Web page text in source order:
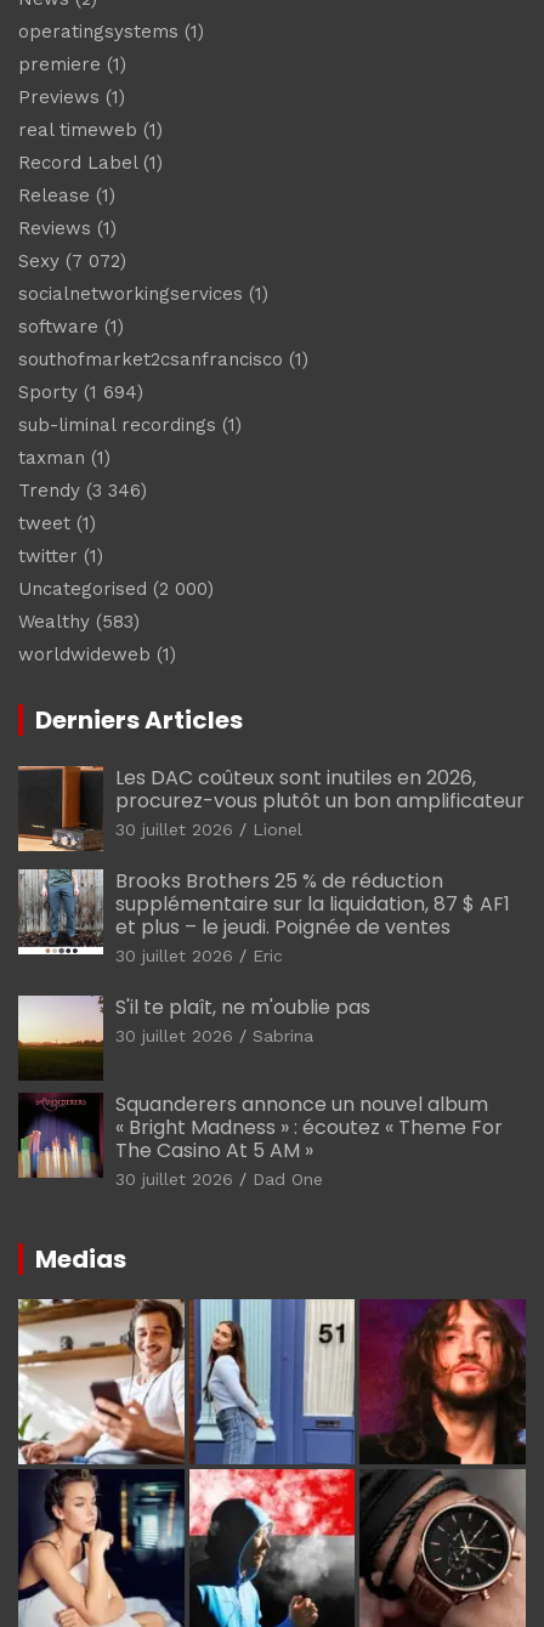
operatingsystems (1)
premiere (1)
Previews (1)
real timeweb (1)
Record Label(1)
Release (1)
Reviews (1)
Sexy (7 072)
socialnetworkingservices (1)
software (1)
southofmarket2csanfrancisco (1)
Sporty (1 694)
sub-liminal recordings (1)
taxman (1)
Trendy (3 346)
tweet (1)
twitter (1)
Uncategorised (2 000)
Wealthy (583)
worldwideweb (1)
Derniers Articles
Les DAC coûteux sont inutiles en 2026,
procurez-vous plutôt un bon amplificateur
30 juillet 2026 Lionel
Brooks Brothers 25 % de réduction
supplémentaire sur la liquidation, 87 $ AF1
et plus – le jeudi. Poignée de ventes
30 juillet 2026 Eric
S'il te plaît, ne m'oublie pas
30 juillet 2026 Sabrina
Squanderers annonce un nouvel album
« Bright Madness » : écoutez « Theme For
The Casino At 5 AM »
30 juillet 2026 Dad One
Medias